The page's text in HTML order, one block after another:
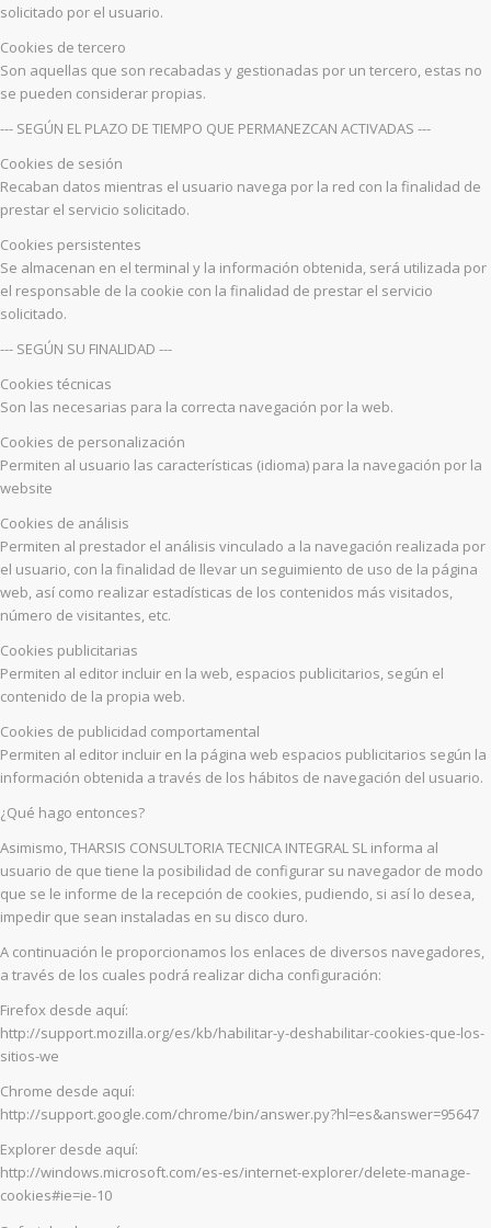
solicitado por el usuario.
Cookies de tercero
Son aquellas que son recabadas y gestionadas por un tercero, estas no
se pueden considerar propias.
--- SEGÚN EL PLAZO DE TIEMPO QUE PERMANEZCAN ACTIVADAS ---
Cookies de sesión
Recaban datos mientras el usuario navega por la red con la finalidad de
prestar el servicio solicitado.
Cookies persistentes
Se almacenan en el terminal y la información obtenida, será utilizada por
el responsable de la cookie con la finalidad de prestar el servicio
solicitado.
--- SEGÚN SU FINALIDAD ---
Cookies técnicas
Son las necesarias para la correcta navegación por la web.
Cookies de personalización
Permiten al usuario las características (idioma) para la navegación por la
website
Cookies de análisis
Permiten al prestador el análisis vinculado a la navegación realizada por
el usuario, con la finalidad de llevar un seguimiento de uso de la página
web, así como realizar estadísticas de los contenidos más visitados,
número de visitantes, etc.
Cookies publicitarias
Permiten al editor incluir en la web, espacios publicitarios, según el
contenido de la propia web.
Cookies de publicidad comportamental
Permiten al editor incluir en la página web espacios publicitarios según la
información obtenida a través de los hábitos de navegación del usuario.
¿Qué hago entonces?
Asimismo, THARSIS CONSULTORIA TECNICA INTEGRAL SL informa al
usuario de que tiene la posibilidad de configurar su navegador de modo
que se le informe de la recepción de cookies, pudiendo, si así lo desea,
impedir que sean instaladas en su disco duro.
A continuación le proporcionamos los enlaces de diversos navegadores,
a través de los cuales podrá realizar dicha configuración:
Firefox desde aquí:
http://support.mozilla.org/es/kb/habilitar-y-deshabilitar-cookies-que-los-
sitios-we
Chrome desde aquí:
http://support.google.com/chrome/bin/answer.py?hl=es&answer=95647
Explorer desde aquí:
http://windows.microsoft.com/es-es/internet-explorer/delete-manage-
cookies#ie=ie-10